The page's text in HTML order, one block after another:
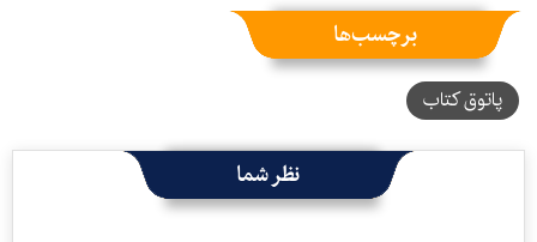
برچسب‌ها
پاتوق کتاب
نظر شما